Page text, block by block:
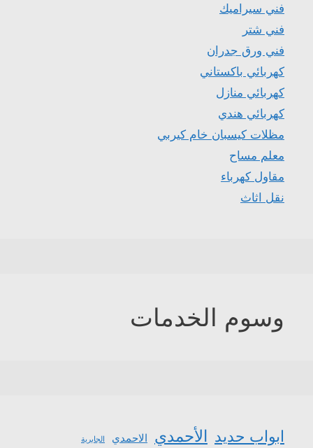
فني سيراميك
فني شتر
فني ورق جدران
كهربائي باكستاني
كهربائي منازل
كهربائي هندي
مظلات كيسبان خام كيربي
معلم مساح
مقاول كهرباء
نقل اثاث
وسوم الخدمات
ابواب حديد الأحمدي الاحمدي الجابرية